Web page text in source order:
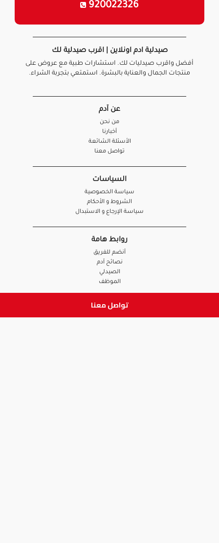
تواصل معنا
920022326
صيدلية ادم اونلاين | اقرب صيدلية لك
أفضل واقرب صيدليات لك. استشارات طبية مع عروض على
منتجات الجمال والعناية بالبشرة. استمتعي بتجربة الشراء.
عن آدم
من نحن
أخبارنا
الأسئلة الشائعة
تواصل معنا
السياسات
سياسة الخصوصية
الشروط و الأحكام
سياسة الإرجاع و الاستبدال
روابط هامة
أنضم للفريق
نصائح آدم
الصيدلي
الموظف